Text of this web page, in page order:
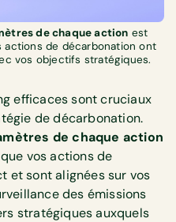
de chaque action est
actions de décarbonation ont
vos objectifs stratégiques.
efficaces sont cruciaux
de décarbonation.
de chaque action
vos actions de
et sont alignées sur vos
des émissions
stratégiques auxquels